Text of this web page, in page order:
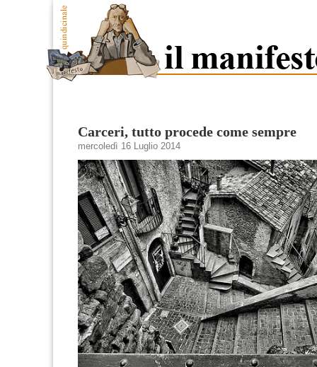
Carceri, tutto procede come sempre
mercoledì 16 Luglio 2014